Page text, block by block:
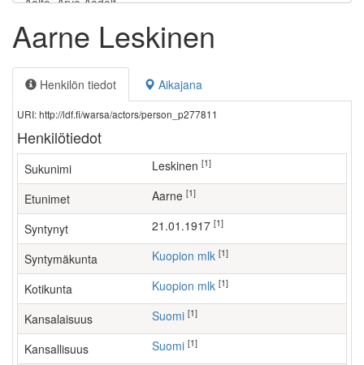
Aarne Leskinen
Henkilön tiedot Aikajana
URI: http://ldf.fi/warsa/actors/person_p277811
Henkilötiedot
Sukunimi Leskinen [1]
Etunimet Aarne [1]
Syntynyt 21.01.1917 [1]
Syntymäkunta Kuopion mlk [1]
Kotikunta Kuopion mlk [1]
Kansalaisuus Suomi [1]
Kansallisuus Suomi [1]